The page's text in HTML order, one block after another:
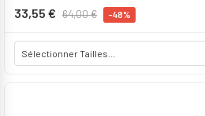
33,55 € 64,00 € -48%